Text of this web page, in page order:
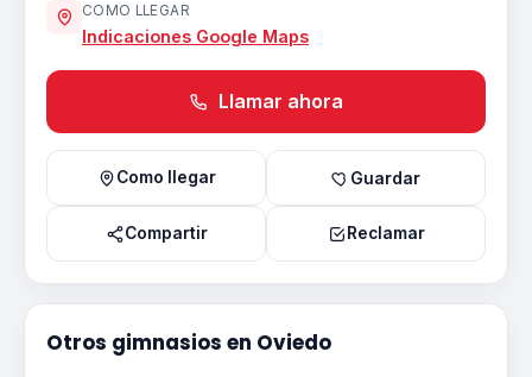
COMO LLEGAR
Indicaciones Google Maps
Llamar ahora
Como llegar Guardar
Compartir Reclamar
Otros gimnasios en Oviedo